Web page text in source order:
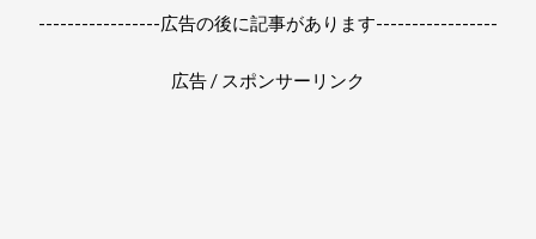
-----------------広告の後に記事があります-----------------
広告 / スポンサーリンク